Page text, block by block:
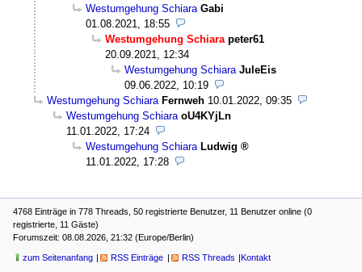
Westumgehung Schiara Gabi
01.08.2021, 18:55
Westumgehung Schiara peter61
20.09.2021, 12:34
Westumgehung Schiara JuleEis
09.06.2022, 10:19
Westumgehung Schiara Fernweh 10.01.2022, 09:35
Westumgehung Schiara oU4KYjLn
11.01.2022, 17:24
Westumgehung Schiara Ludwig
11.01.2022, 17:28
4768 Einträge in 778 Threads, 50 registrierte Benutzer, 11 Benutzer online (0
registrierte, 11 Gäste)
Forumszeit: 08.08.2026, 21:32 (Europe/Berlin)
zum Seitenanfang RSS Einträge RSS Threads Kontakt